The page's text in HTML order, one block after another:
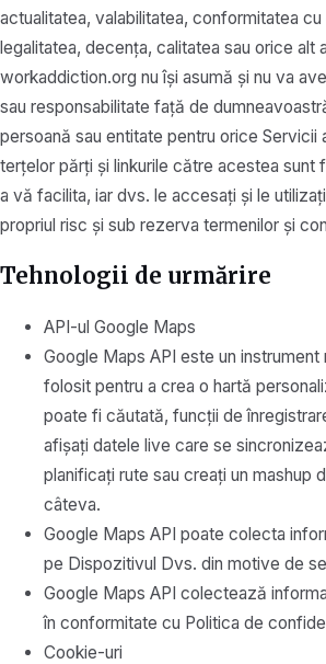
actualitatea, valabilitatea, conformitatea
legalitatea, decența, calitatea sau orice alt
workaddiction.org nu își asumă și nu va
sau responsabilitate față de
persoană sau entitate pentru orice Servicii
terțelor părți și linkurile către acestea sunt
a vă facilita, iar dvs. le accesați și le
propriul risc și sub rezerva termenilor și
Tehnologii de urmărire
API-ul Google Maps
Google Maps API este un
folosit pentru a crea o hartă
poate fi căutată, funcții de
afișați datele live care se
planificați rute sau creați un mashup
câteva.
Google Maps API poate colecta
pe Dispozitivul Dvs. din motive de
Google Maps API colectează
în conformitate cu Politica de
Cookie-uri